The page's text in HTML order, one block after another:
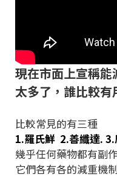
現在市面上宣稱
太多了，誰比較有
比較常見的有三種
1.羅氏鮮 2.善纖達.
幾乎任何藥物都有副
它們各有各的減重機